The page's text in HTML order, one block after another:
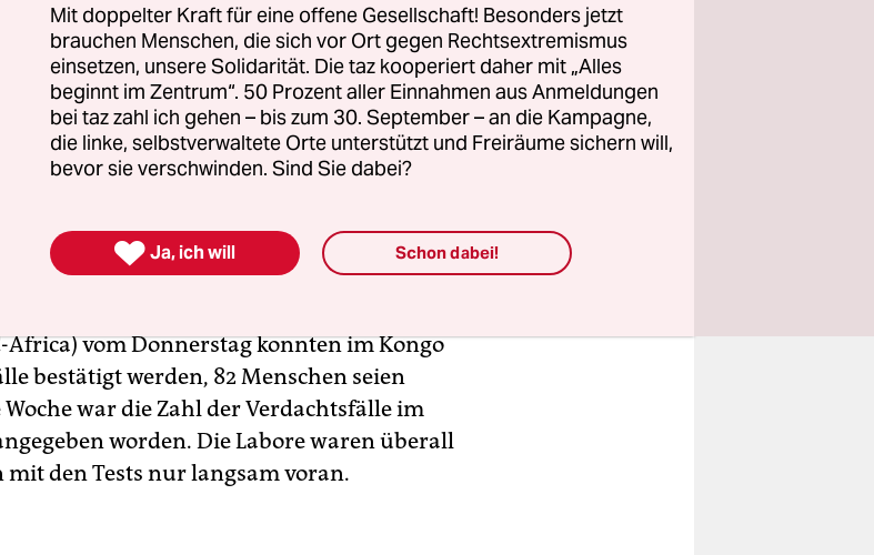
Ghebreyesus, dem Direktor der
WHO, im Ebola-Gebiet im Osten der
Kongo am vergangenen Wochenende
langsam Fahrt auf. Nach
sich Ghebreyesus an die Weltgemeinschaft
hatte einen großen Vorsprung – aber
Patienten ist tatsächlich erstmals
Africa) vom Donnerstag konnten im Kongo
bestätigt werden, 82 Menschen seien
war die Zahl der Verdachtsfälle im
worden. Die Labore waren überall
den Tests nur langsam voran.
Mit doppelter Kraft für eine offene Gesellschaft! Besonders jetzt
brauchen Menschen, die sich vor Ort gegen Rechtsextremismus
einsetzen, unsere Solidarität. Die taz kooperiert daher mit „Alles
beginnt im Zentrum“. 50 Prozent aller Einnahmen aus Anmeldungen
bei taz zahl ich gehen – bis zum 30. September – an die Kampagne,
die linke, selbstverwaltete Orte unterstützt und Freiräume sichern will,
bevor sie verschwinden. Sind Sie dabei?
 Ja, ich will Schon dabei!